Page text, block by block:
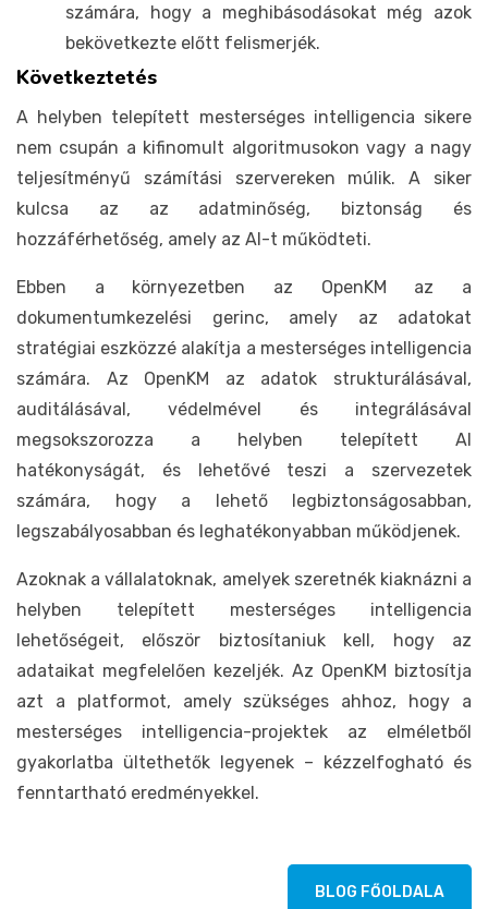
számára, hogy a meghibásodásokat még azok
bekövetkezte előtt felismerjék.
Következtetés
A helyben telepített mesterséges intelligencia sikere
nem csupán a kifinomult algoritmusokon vagy a nagy
teljesítményű számítási szervereken múlik. A siker
kulcsa az az adatminőség, biztonság és
hozzáférhetőség, amely az AI-t működteti.
Ebben a környezetben az OpenKM az a
dokumentumkezelési gerinc, amely az adatokat
stratégiai eszközzé alakítja a mesterséges intelligencia
számára. Az OpenKM az adatok strukturálásával,
auditálásával, védelmével és integrálásával
megsokszorozza a helyben telepített AI
hatékonyságát, és lehetővé teszi a szervezetek
számára, hogy a lehető legbiztonságosabban,
legszabályosabban és leghatékonyabban működjenek.
Azoknak a vállalatoknak, amelyek szeretnék kiaknázni a
helyben telepített mesterséges intelligencia
lehetőségeit, először biztosítaniuk kell, hogy az
adataikat megfelelően kezeljék. Az OpenKM biztosítja
azt a platformot, amely szükséges ahhoz, hogy a
mesterséges intelligencia-projektek az elméletből
gyakorlatba ültethetők legyenek – kézzelfogható és
fenntartható eredményekkel.
BLOG FŐOLDALA